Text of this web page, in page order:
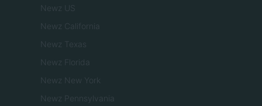
Newz US
Newz California
Newz Texas
Newz Florida
Newz New York
Newz Pennsylvania